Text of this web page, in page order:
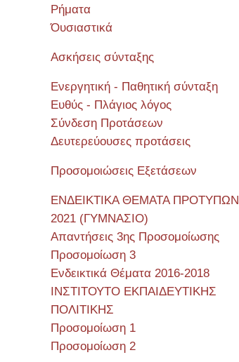
Ρήματα
Όυσιαστικά
Ασκήσεις σύνταξης
Ενεργητική - Παθητική σύνταξη
Ευθύς - Πλάγιος λόγος
Σύνδεση Προτάσεων
Δευτερεύουσες προτάσεις
Προσομοιώσεις Εξετάσεων
ΕΝΔΕΙΚΤΙΚΑ ΘΕΜΑΤΑ ΠΡΟΤΥΠΩΝ
2021 (ΓΥΜΝΑΣΙΟ)
Απαντήσεις 3ης Προσομοίωσης
Προσομοίωση 3
Ενδεικτικά Θέματα 2016-2018
ΙΝΣΤΙΤΟΥΤΟ ΕΚΠΑΙΔΕΥΤΙΚΗΣ
ΠΟΛΙΤΙΚΗΣ
Προσομοίωση 1
Προσομοίωση 2